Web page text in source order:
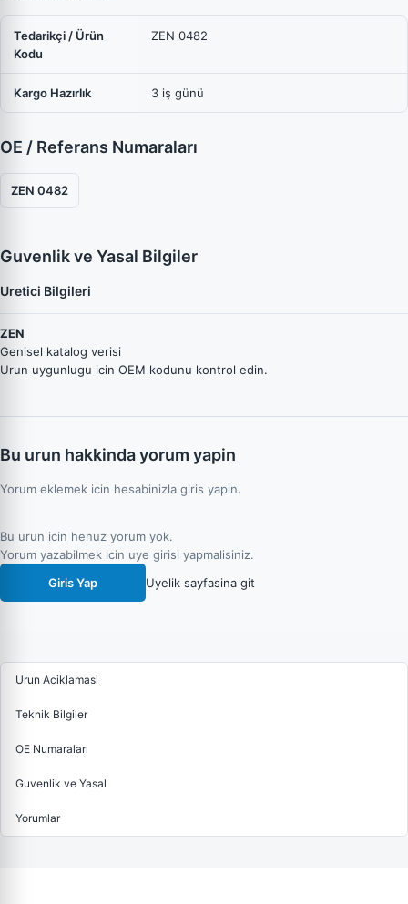
Tedarikçi / Ürün
Kodu
ZEN 0482
Kargo Hazırlık 3 iş günü
OE / Referans Numaraları
ZEN 0482
Guvenlik ve Yasal Bilgiler
Uretici Bilgileri
ZEN
Genisel katalog verisi
Urun uygunlugu icin OEM kodunu kontrol edin.
Bu urun hakkinda yorum yapin
Yorum eklemek icin hesabinizla giris yapin.
Bu urun icin henuz yorum yok.
Yorum yazabilmek icin uye girisi yapmalisiniz.
Giris Yap
Uyelik sayfasina git
Urun Aciklamasi
Teknik Bilgiler
OE Numaraları
Guvenlik ve Yasal
Yorumlar